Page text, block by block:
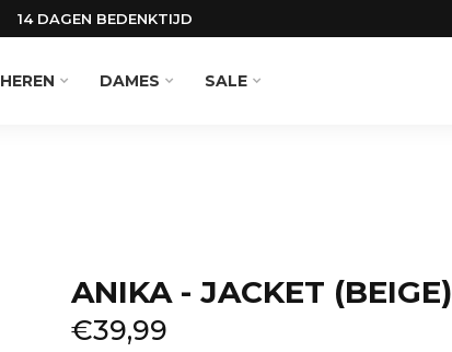
14 DAGEN BEDENKTIJD
HEREN DAMES SALE
ANIKA - JACKET (BEIGE)
€39,99